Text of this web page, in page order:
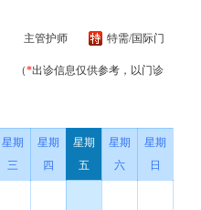
主管护师 特需/国际门
（*出诊信息仅供参考，以门诊
星期
三
星期
四
星期
五
星期
六
星期
日